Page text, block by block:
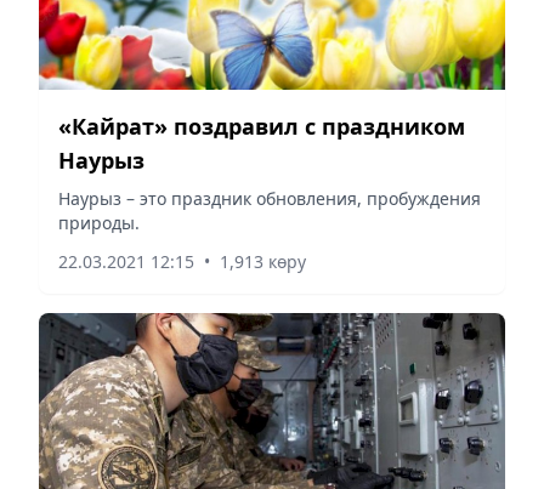
«Кайрат» поздравил с праздником
Наурыз
Наурыз – это праздник обновления, пробуждения
природы.
22.03.2021 12:15 • 1,913 көру